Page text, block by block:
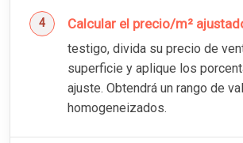
Calcular el precio/m²
testigo, divida su precio de
superficie y aplique los
ajuste. Obtendrá un rango de
homogeneizados.